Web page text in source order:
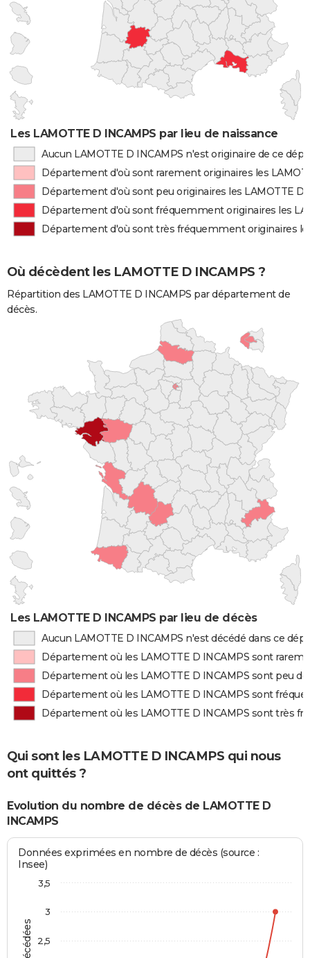
Les LAMOTTE D INCAMPS par lieu de naissance
Aucun LAMOTTE D INCAMPS n'est originaire de ce
Département d'où sont rarement originaires les
Département d'où sont peu originaires les LAMOTTE D
Département d'où sont fréquemment originaires les
Département d'où sont très fréquemment originaires
Où décèdent les LAMOTTE D INCAMPS ?
Répartition des LAMOTTE D INCAMPS par département de
décès.
Les LAMOTTE D INCAMPS par lieu de décès
Aucun LAMOTTE D INCAMPS n'est décédé dans ce
Département où les LAMOTTE D INCAMPS sont
Département où les LAMOTTE D INCAMPS sont peu
Département où les LAMOTTE D INCAMPS sont
Département où les LAMOTTE D INCAMPS sont très
Qui sont les LAMOTTE D INCAMPS qui nous
ont quittés ?
Evolution du nombre de décès de LAMOTTE D
INCAMPS
Données exprimées en nombre de décès (source :
Insee)
2,5
3
3,5